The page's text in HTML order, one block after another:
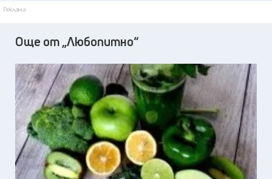
Реклама
Още от „Любопитно“